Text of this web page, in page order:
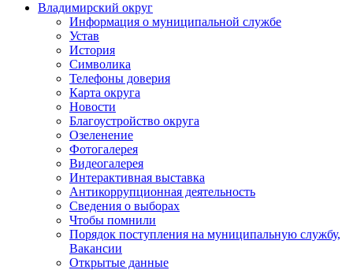
Владимирский округ
Информация о муниципальной службе
Устав
История
Символика
Телефоны доверия
Карта округа
Новости
Благоустройство округа
Озеленение
Фотогалерея
Видеогалерея
Интерактивная выставка
Антикоррупционная деятельность
Сведения о выборах
Чтобы помнили
Порядок поступления на муниципальную службу,
Вакансии
Открытые данные